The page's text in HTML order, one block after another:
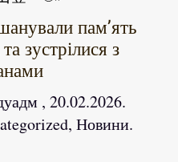
пам’ять
зустрілися з
, 20.02.2026.
, Новини.